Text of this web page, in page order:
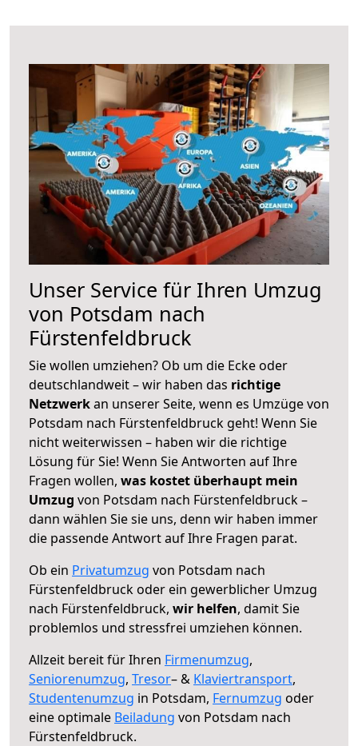
Unser Service für Ihren Umzug
von Potsdam nach
Fürstenfeldbruck
Sie wollen umziehen? Ob um die Ecke oder
deutschlandweit – wir haben das richtige
Netzwerkan unserer Seite, wenn es Umzüge von
Potsdam nach Fürstenfeldbruck geht! Wenn Sie
nicht weiterwissen – haben wir die richtige
Lösung für Sie! Wenn Sie Antworten auf Ihre
Fragen wollen, was kostet überhaupt mein
Umzug von Potsdam nach Fürstenfeldbruck –
dann wählen Sie sie uns, denn wir haben immer
die passende Antwort auf Ihre Fragen parat.
Ob ein Privatumzug von Potsdam nach
Fürstenfeldbruck oder ein gewerblicher Umzug
nach Fürstenfeldbruck, wir helfen, damit Sie
problemlos und stressfrei umziehen können.
Allzeit bereit für Ihren Firmenumzug,
Seniorenumzug, Tresor– & Klaviertransport,
Studentenumzug in Potsdam, Fernumzug oder
eine optimale Beiladung von Potsdam nach
Fürstenfeldbruck.